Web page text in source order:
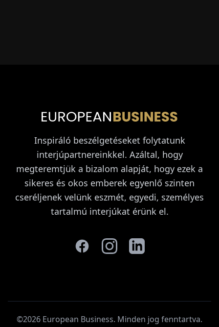
Inspiráló beszélgetéseket folytatunk
interjúpartnereinkkel. Azáltal, hogy
megteremtjük a bizalom alapját, hogy ezek a
sikeres és okos emberek egyenlő szinten
cseréljenek velünk eszmét, egyedi, személyes
tartalmú interjúkat érünk el.
©2026 European Business. Minden jog fenntartva.